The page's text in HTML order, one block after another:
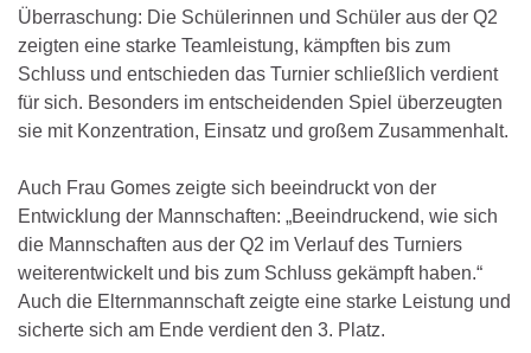
Überraschung: Die Schülerinnen und Schüler aus der Q2
zeigten eine starke Teamleistung, kämpften bis zum
Schluss und entschieden das Turnier schließlich verdient
für sich. Besonders im entscheidenden Spiel überzeugten
sie mit Konzentration, Einsatz und großem Zusammenhalt.
Auch Frau Gomes zeigte sich beeindruckt von der
Entwicklung der Mannschaften: „Beeindruckend, wie sich
die Mannschaften aus der Q2 im Verlauf des Turniers
weiterentwickelt und bis zum Schluss gekämpft haben.“
Auch die Elternmannschaft zeigte eine starke Leistung und
sicherte sich am Ende verdient den 3. Platz.